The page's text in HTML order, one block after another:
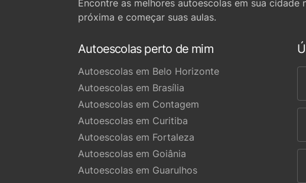
Encontre as melhores autoescolas em sua
próxima e começar suas aulas.
Autoescolas perto de mim
Autoescolas em Belo Horizonte
Autoescolas em Brasília
Autoescolas em Contagem
Autoescolas em Curitiba
Autoescolas em Fortaleza
Autoescolas em Goiânia
Autoescolas em Guarulhos